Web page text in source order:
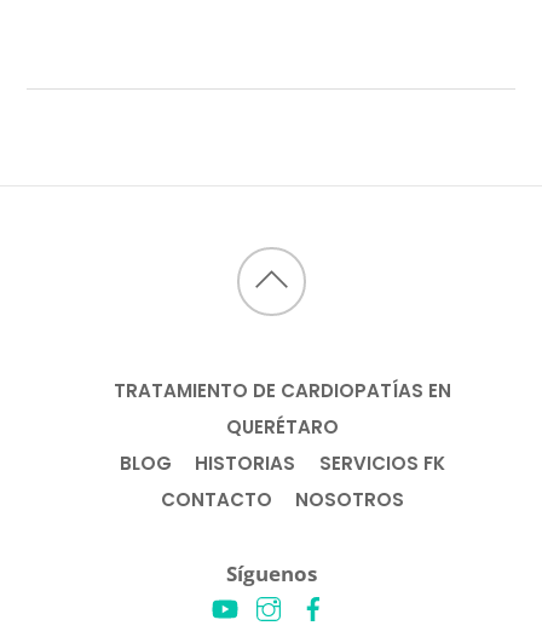
Back
top
TRATAMIENTO DE CARDIOPATÍAS EN
QUERÉTARO
BLOG
HISTORIAS
SERVICIOS FK
CONTACTO
NOSOTROS
Síguenos
YouTubeInstagram